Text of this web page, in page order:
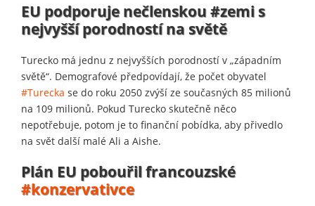
EU podporuje nečlenskou #zemi s
nejvyšší porodností na světě
Turecko má jednu z nejvyšších porodností v „západním
světě“. Demografové předpovídají, že počet obyvatel
#Turecka se do roku 2050 zvýší ze současných 85 milionů
na 109 milionů. Pokud Turecko skutečně něco
nepotřebuje, potom je to finanční pobídka, aby přivedlo
na svět další malé Ali a Aishe.
Plán EU pobouřil francouzské
#konzervativce